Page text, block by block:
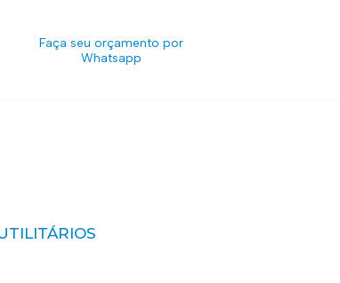
Faça seu orçamento por
Whatsapp
UTILITÁRIOS